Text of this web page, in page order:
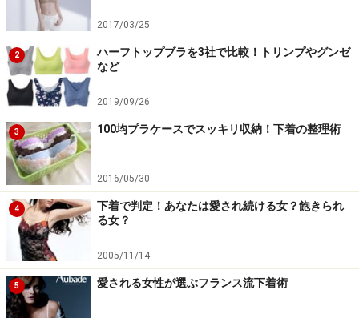
2017/03/25
2
ハーフトップブラを3社で比較！トリンプやグンゼ
など
2019/09/26
3 100均プラケースでスッキリ収納！下着の整理術
2016/05/30
4
下着で判定！あなたは愛され続ける女？飽きられ
る女？
2005/11/14
5 愛される女性が選ぶフランス流下着術